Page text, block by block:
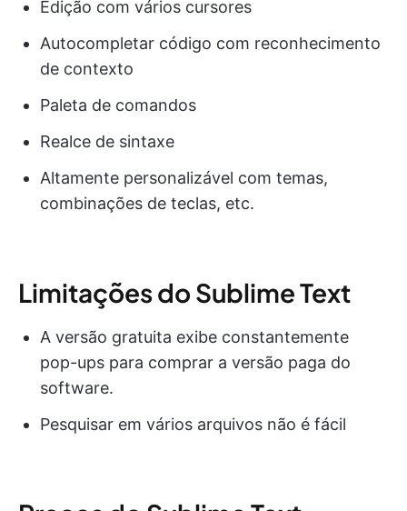
Edição com vários cursores
Autocompletar código com reconhecimento
de contexto
Paleta de comandos
Realce de sintaxe
Altamente personalizável com temas,
combinações de teclas, etc.
Limitações do Sublime Text
A versão gratuita exibe constantemente
pop-ups para comprar a versão paga do
software.
Pesquisar em vários arquivos não é fácil